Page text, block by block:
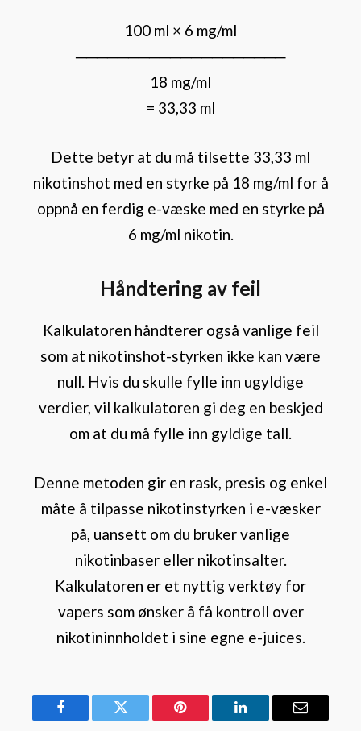
100 ml × 6 mg/ml
────────────────────
18 mg/ml
= 33,33 ml
Dette betyr at du må tilsette 33,33 ml
nikotinshot med en styrke på 18 mg/ml for å
oppnå en ferdig e-væske med en styrke på
6 mg/ml nikotin.
Håndtering av feil
Kalkulatoren håndterer også vanlige feil
som at nikotinshot-styrken ikke kan være
null. Hvis du skulle fylle inn ugyldige
verdier, vil kalkulatoren gi deg en beskjed
om at du må fylle inn gyldige tall.
Denne metoden gir en rask, presis og enkel
måte å tilpasse nikotinstyrken i e-væsker
på, uansett om du bruker vanlige
nikotinbaser eller nikotinsalter.
Kalkulatoren er et nyttig verktøy for
vapers som ønsker å få kontroll over
nikotininnholdet i sine egne e-juices.
Facebook Twitter Pinterest LinkedIn Email